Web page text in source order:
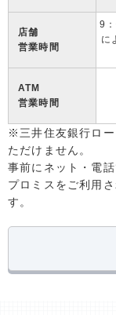
店舗
営業時間
9
に
ATM
営業時間
※三井住友銀行ロ
ただけません。
事前にネット・電
プロミスをご利用
す。